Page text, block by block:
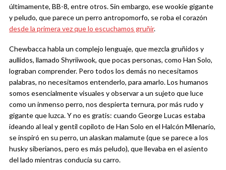
últimamente, BB-8, entre otros. Sin embargo, ese wookie gigante
y peludo, que parece un perro antropomorfo, se roba el corazón
desde la primera vez que lo escuchamos gruñir.
Chewbacca habla un complejo lenguaje, que mezcla gruñidos y
aullidos, llamado Shyriiwook, que pocas personas, como Han Solo,
lograban comprender. Pero todos los demás no necesitamos
palabras, no necesitamos entenderlo, para amarlo. Los humanos
somos esencialmente visuales y observar a un sujeto que luce
como un inmenso perro, nos despierta ternura, por más rudo y
gigante que luzca. Y no es gratis: cuando George Lucas estaba
ideando al leal y gentil copiloto de Han Solo en el Halcón Milenario,
se inspiró en su perro, un alaskan malamute (que se parece a los
husky siberianos, pero es más peludo), que llevaba en el asiento
del lado mientras conducía su carro.